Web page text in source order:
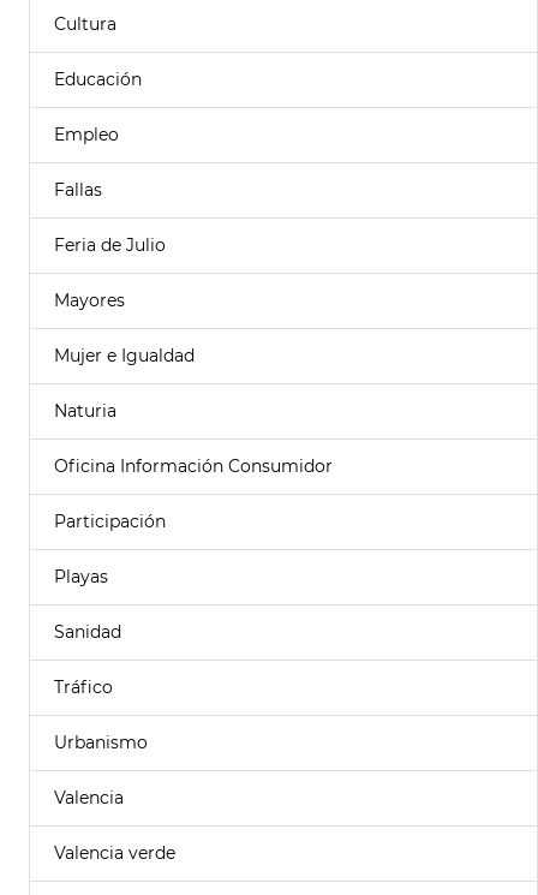
Cultura
Educación
Empleo
Fallas
Feria de Julio
Mayores
Mujer e Igualdad
Naturia
Oficina Información Consumidor
Participación
Playas
Sanidad
Tráfico
Urbanismo
Valencia
Valencia verde